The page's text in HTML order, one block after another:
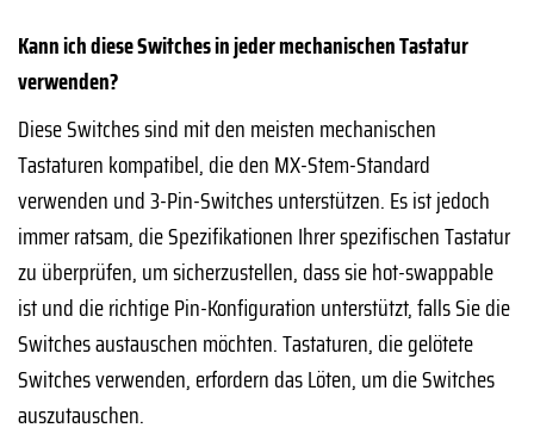
Kann ich diese Switches in jeder mechanischen Tastatur
verwenden?
Diese Switches sind mit den meisten mechanischen
Tastaturen kompatibel, die den MX-Stem-Standard
verwenden und 3-Pin-Switches unterstützen. Es ist jedoch
immer ratsam, die Spezifikationen Ihrer spezifischen Tastatur
zu überprüfen, um sicherzustellen, dass sie hot-swappable
ist und die richtige Pin-Konfiguration unterstützt, falls Sie die
Switches austauschen möchten. Tastaturen, die gelötete
Switches verwenden, erfordern das Löten, um die Switches
auszutauschen.